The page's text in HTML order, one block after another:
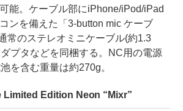
能。ケーブル部にiPhone/iPod/iPad
ンを備えた「3-button mic ケーブ
常のステレオミニケーブル(約1.3
プタなどを同梱する。NC用の電源
を含む重量は約270g。
Limited Edition Neon “Mixr”